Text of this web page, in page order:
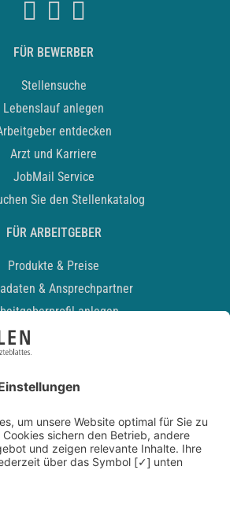
FÜR BEWERBER
Stellensuche
Lebenslauf anlegen
entdecken
Arzt und Karriere
JobMail Service
Sie den Stellenkatalog
FÜR ARBEITGEBER
Produkte & Preise
& Ansprechpartner
anlegen
Recruiting-Podcast
Kontakt
Datenschutz
Newsletter